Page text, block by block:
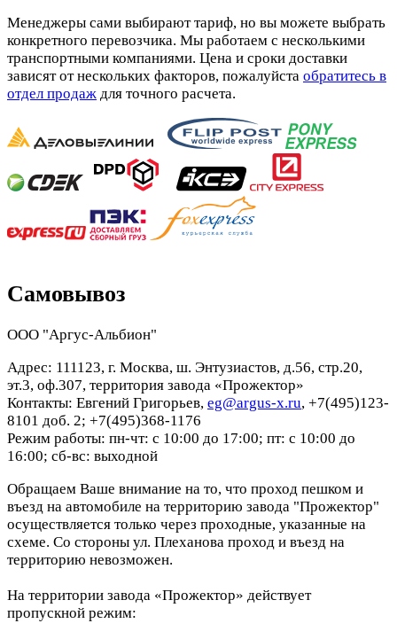
Менеджеры сами выбирают тариф, но вы можете выбрать
конкретного перевозчика. Мы работаем с несколькими
транспортными компаниями. Цена и сроки доставки
зависят от нескольких факторов, пожалуйста обратитесь в
отдел продаж для точного расчета.
Самовывоз
ООО "Аргус-Альбион"
Адрес: 111123, г. Москва, ш. Энтузиастов, д.56, стр.20,
эт.3, оф.307, территория завода «Прожектор»
Контакты: Евгений Григорьев, eg@argus-x.ru, +7(495)123-
8101 доб. 2; +7(495)368-1176
Режим работы: пн-чт: с 10:00 до 17:00; пт: с 10:00 до
16:00; сб-вс: выходной
Обращаем Ваше внимание на то, что проход пешком и
въезд на автомобиле на территорию завода "Прожектор"
осуществляется только через проходные, указанные на
схеме. Со стороны ул. Плеханова проход и въезд на
территорию невозможен.
На территории завода «Прожектор» действует
пропускной режим: